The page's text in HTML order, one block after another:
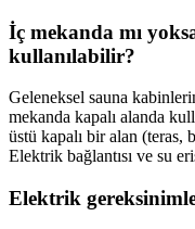
İç mekanda mı
kullanılabilir?
Geleneksel sauna
mekanda kapalı alanda
üstü kapalı bir alan (teras,
Elektrik bağlantısı ve su
Elektrik